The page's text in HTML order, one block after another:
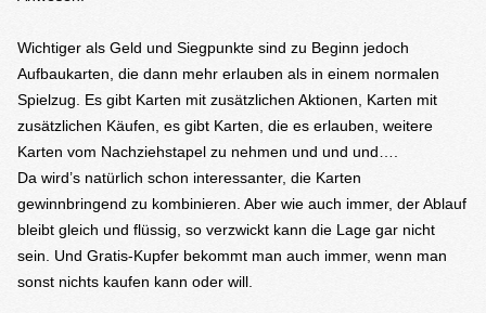
Wichtiger als Geld und Siegpunkte sind zu Beginn jedoch
Aufbaukarten, die dann mehr erlauben als in einem normalen
Spielzug. Es gibt Karten mit zusätzlichen Aktionen, Karten mit
zusätzlichen Käufen, es gibt Karten, die es erlauben, weitere
Karten vom Nachziehstapel zu nehmen und und und….
Da wird’s natürlich schon interessanter, die Karten
gewinnbringend zu kombinieren. Aber wie auch immer, der Ablauf
bleibt gleich und flüssig, so verzwickt kann die Lage gar nicht
sein. Und Gratis-Kupfer bekommt man auch immer, wenn man
sonst nichts kaufen kann oder will.